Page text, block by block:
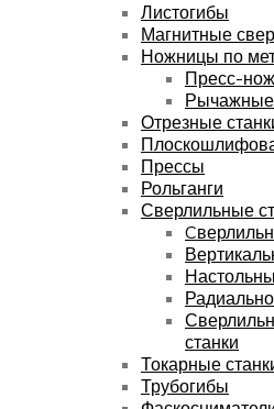
Листогибы
Магнитные
Ножницы по
Пресс-
Отрезные
Прессы
Рольганги
Сверлильные
станки
Токарные
Трубогибы